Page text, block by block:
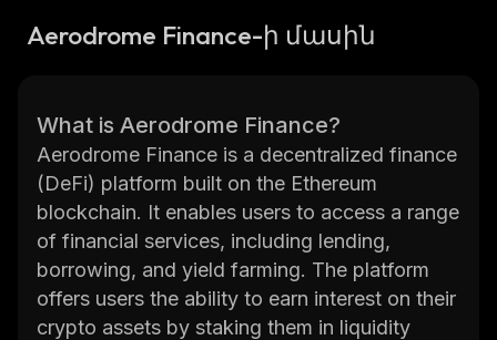
Aerodrome Finance-ի մասին
What is Aerodrome Finance?
Aerodrome Finance is a decentralized finance
(DeFi) platform built on the Ethereum
blockchain. It enables users to access a range
of financial services, including lending,
borrowing, and yield farming. The platform
offers users the ability to earn interest on their
crypto assets by staking them in liquidity